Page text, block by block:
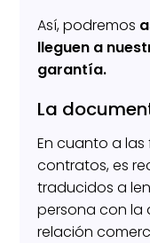
Así, podremos
lleguen a
garantía.
La
En cuanto a
contratos, es
traducidos a
persona con la
relación